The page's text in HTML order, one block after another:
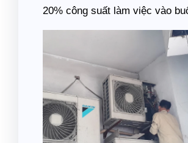
20% công suất làm việc vào